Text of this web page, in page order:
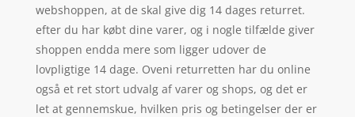
webshoppen, at de skal give dig 14 dages returret.
efter du har købt dine varer, og i nogle tilfælde giver
shoppen endda mere som ligger udover de
lovpligtige 14 dage. Oveni returretten har du online
også et ret stort udvalg af varer og shops, og det er
let at gennemskue, hvilken pris og betingelser der er